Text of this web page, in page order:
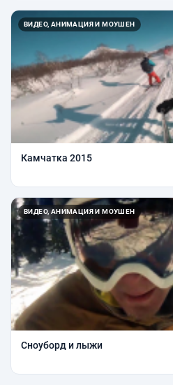
ВИДЕО, АНИМАЦИЯ И МОУШЕН
Камчатка 2015
ВИДЕО, АНИМАЦИЯ И МОУШЕН
Сноуборд и лыжи